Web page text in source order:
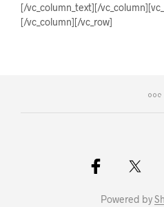
[/vc_column_text][/
[/vc_column][/vc_row]
Powered by